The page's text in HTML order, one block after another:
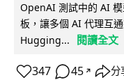
OpenAI 測試中的 AI
板，讓多個 AI 代理互
Hugging...
閱讀全文
347 45 ↗ 分